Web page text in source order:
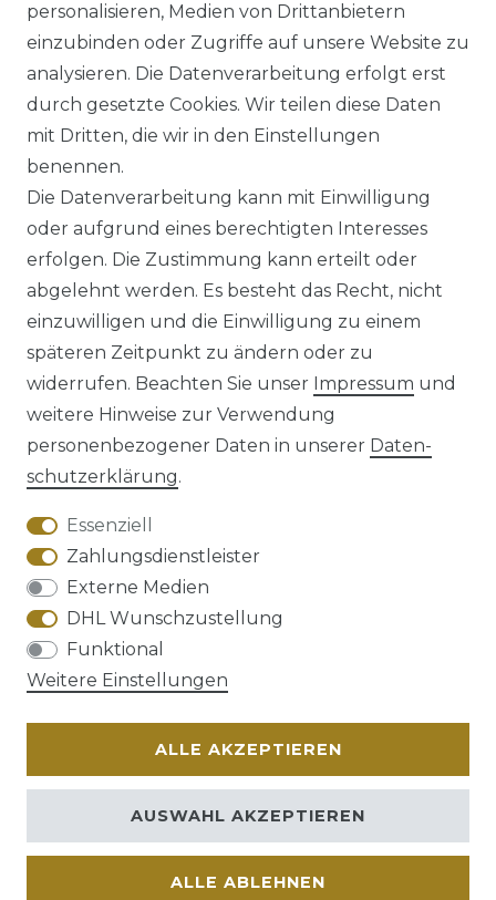
Venti - Modern Fit - Herren
Langarm Business Hemd
(144262600)
UVP 49,99 €
ab 47,99 € *
inkl. ges. MwSt. Versandkosten
Impressum Daten­schutz­erklärung
AGB Barrierefreiheitserklärung
Widerrufs­recht
personalisieren, Medien von Drittanbietern
einzubinden oder Zugriffe auf unsere Website zu
analysieren. Die Datenverarbeitung erfolgt erst
durch gesetzte Cookies. Wir teilen diese Daten
mit Dritten, die wir in den Einstellungen
benennen.
Die Datenverarbeitung kann mit Einwilligung
oder aufgrund eines berechtigten Interesses
erfolgen. Die Zustimmung kann erteilt oder
abgelehnt werden. Es besteht das Recht, nicht
einzuwilligen und die Einwilligung zu einem
späteren Zeitpunkt zu ändern oder zu
widerrufen. Beachten Sie unser Impressum und
weitere Hinweise zur Verwendung
personenbezogener Daten in unserer Daten­
schutz­erklärung.
Essenziell
Zahlungsdienstleister
Externe Medien
DHL Wunschzustellung
Funktional
Weitere Einstellungen
ALLE AKZEPTIEREN
ALLE ABLEHNEN
AUSWAHL AKZEPTIEREN